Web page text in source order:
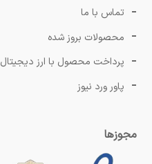
تماس با ما
محصولات بروز شده
پرداخت محصول با ارز دیجیتال
پاور ورد نیوز
مجوزها